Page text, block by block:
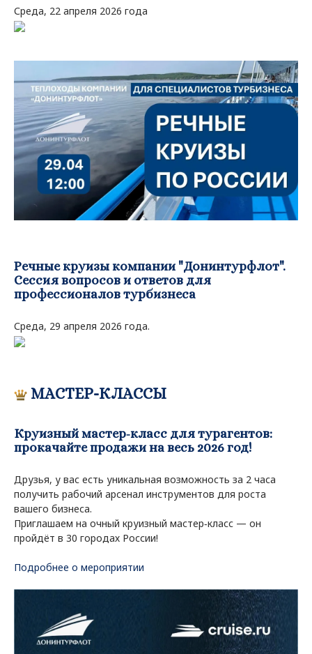
Среда, 22 апреля 2026 года
Речные круизы компании "Донинтурфлот".
Сессия вопросов и ответов для
профессионалов турбизнеса
Среда, 29 апреля 2026 года.
МАСТЕР-КЛАССЫ
Круизный мастер‑класс для турагентов:
прокачайте продажи на весь 2026 год!
Друзья, у вас есть уникальная возможность за 2 часа
получить рабочий арсенал инструментов для роста
вашего бизнеса.
Приглашаем на очный круизный мастер‑класс — он
пройдёт в 30 городах России!
Подробнее о мероприятии